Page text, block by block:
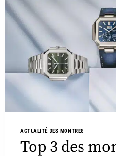
ACTUALITÉ DES MONTRES
Top 3 des